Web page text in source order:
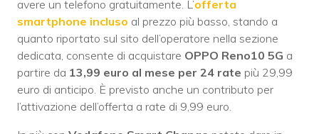
avere un telefono gratuitamente. L’offerta
smartphone incluso al prezzo più basso, stando a
quanto riportato sul sito dell’operatore nella sezione
dedicata, consente di acquistare OPPO Reno10 5G a
partire da 13,99 euro al mese per 24 rate più 29,99
euro di anticipo. È previsto anche un contributo per
l’attivazione dell’offerta a rate di 9,99 euro.